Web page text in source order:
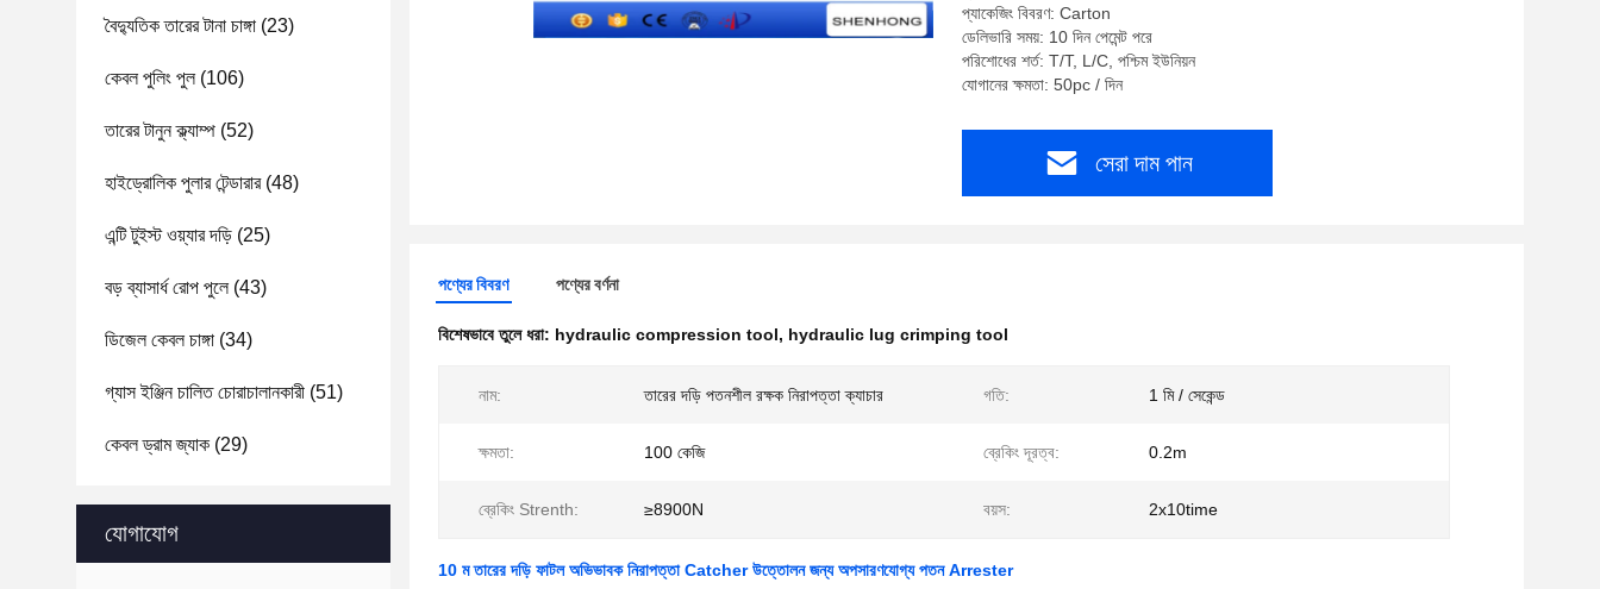
বৈদ্যুতিক তারের টানা চাঙ্গা (23)
কেবল পুলিং পুল(106)
তারের টানুন ক্ল্যাম্প (52)
হাইড্রোলিক পুলার টেন্ডারার(48)
এন্টি টুইস্ট ওয়্যার দড়ি (25)
বড় ব্যাসার্ধ রোপ পুলে(43)
ডিজেল কেবল চাঙ্গা (34)
গ্যাস ইঞ্জিন চালিত চোরাচালানকারী (51)
কেবল ড্রাম জ্যাক (29)
যোগাযোগ
প্যাকেজিং বিবরণ: Carton
ডেলিভারি সময়: 10 দিন পেমেন্ট পরে
পরিশোধের শর্ত: T/T, L/C, পশ্চিম ইউনিয়ন
যোগানের ক্ষমতা: 50pc / দিন
সেরা দাম পান
পণ্যের বিবরণ পণ্যের বর্ণনা
বিশেষভাবে তুলে ধরা: hydraulic compression tool, hydraulic lug crimping tool
নাম: তারের দড়ি পতনশীল রক্ষক নিরাপত্তা ক্যাচার গতি: 1 মি / সেকেন্ড
ক্ষমতা: 100 কেজি ব্রেকিং দূরত্ব: 0.2m
ব্রেকিং Strenth: ≥8900N বয়স: 2x10time
10 ম তারের দড়ি ফাটল অভিভাবক নিরাপত্তা Catcher উত্তোলন জন্য অপসারণযোগ্য পতন Arrester